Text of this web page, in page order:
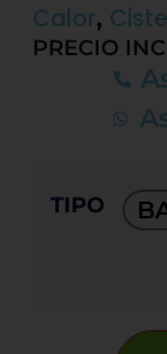
Calor,
PRECIO
TIPO